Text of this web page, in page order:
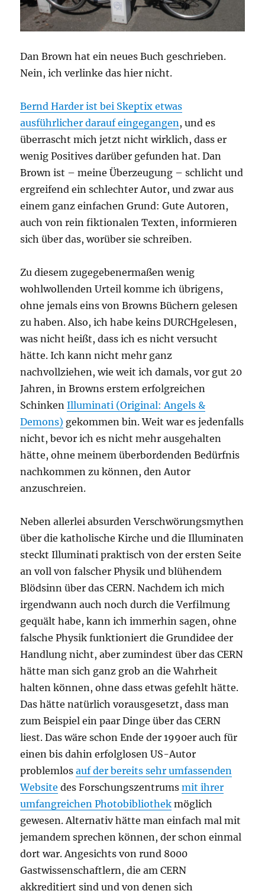
Dan Brown hat ein neues Buch geschrieben.
Nein, ich verlinke das hier nicht.
Bernd Harder ist bei Skeptix etwas
ausführlicher darauf eingegangen, und es
überrascht mich jetzt nicht wirklich, dass er
wenig Positives darüber gefunden hat. Dan
Brown ist – meine Überzeugung – schlicht und
ergreifend ein schlechter Autor, und zwar aus
einem ganz einfachen Grund: Gute Autoren,
auch von rein fiktionalen Texten, informieren
sich über das, worüber sie schreiben.
Zu diesem zugegebenermaßen wenig
wohlwollenden Urteil komme ich übrigens,
ohne jemals eins von Browns Büchern gelesen
zu haben. Also, ich habe keins DURCHgelesen,
was nicht heißt, dass ich es nicht versucht
hätte. Ich kann nicht mehr ganz
nachvollziehen, wie weit ich damals, vor gut 20
Jahren, in Browns erstem erfolgreichen
SchinkenIlluminati (Original: Angels &
Demons) gekommen bin. Weit war es jedenfalls
nicht, bevor ich es nicht mehr ausgehalten
hätte, ohne meinem überbordenden Bedürfnis
nachkommen zu können, den Autor
anzuschreien.
Neben allerlei absurden Verschwörungsmythen
über die katholische Kirche und die Illuminaten
steckt Illuminati praktisch von der ersten Seite
an voll von falscher Physik und blühendem
Blödsinn über das CERN. Nachdem ich mich
irgendwann auch noch durch die Verfilmung
gequält habe, kann ich immerhin sagen, ohne
falsche Physik funktioniert die Grundidee der
Handlung nicht, aber zumindest über das CERN
hätte man sich ganz grob an die Wahrheit
halten können, ohne dass etwas gefehlt hätte.
Das hätte natürlich vorausgesetzt, dass man
zum Beispiel ein paar Dinge über das CERN
liest. Das wäre schon Ende der 1990er auch für
einen bis dahin erfolglosen US-Autor
problemlosauf der bereits sehr umfassenden
Website des Forschungszentrumsmit ihrer
umfangreichen Photobibliothek möglich
gewesen. Alternativ hätte man einfach mal mit
jemandem sprechen können, der schon einmal
dort war. Angesichts von rund 8000
Gastwissenschaftlern, die am CERN
akkreditiert sind und von denen sich